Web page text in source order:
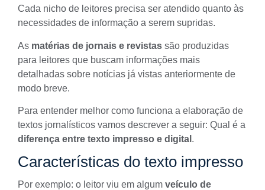
Cada nicho de leitores precisa ser atendido quanto às
necessidades de informação a serem supridas.
As matérias de jornais e revistas são produzidas
para leitores que buscam informações mais
detalhadas sobre notícias já vistas anteriormente de
modo breve.
Para entender melhor como funciona a elaboração de
textos jornalísticos vamos descrever a seguir: Qual é a
diferença entre texto impresso e digital .
Características do texto impresso
Por exemplo: o leitor viu em algum veículo de